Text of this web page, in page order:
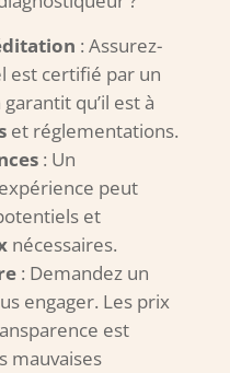
: Assurez-
est certifié par un
qu’il est à
et réglementations.
: Un
peut
et
nécessaires.
: Demandez un
engager. Les prix
est
mauvaises